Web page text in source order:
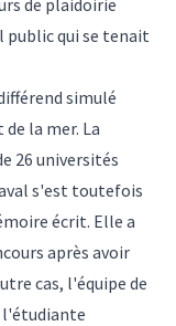
public qui se tenait
simulé
la mer. La
26 universités
s'est toutefois
écrit. Elle a
après avoir
cas, l'équipe de
l'étudiante